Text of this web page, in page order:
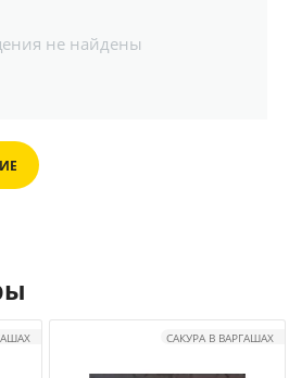
не найдены
САКУРА В ВАРГАШАХ